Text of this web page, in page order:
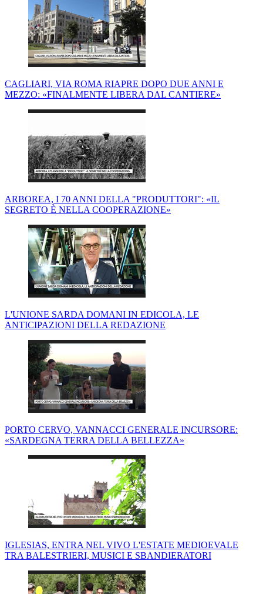
CAGLIARI, VIA ROMA RIAPRE DOPO DUE ANNI E
MEZZO: «FINALMENTE LIBERA DAL CANTIERE»
ARBOREA, I 70 ANNI DELLA "PRODUTTORI": «IL
SEGRETO È NELLA COOPERAZIONE»
L'UNIONE SARDA DOMANI IN EDICOLA, LE
ANTICIPAZIONI DELLA REDAZIONE
PORTO CERVO, VANNACCI GENERALE INCURSORE:
«SARDEGNA TERRA DELLA BELLEZZA»
IGLESIAS, ENTRA NEL VIVO L'ESTATE MEDIOEVALE
TRA BALESTRIERI, MUSICI E SBANDIERATORI